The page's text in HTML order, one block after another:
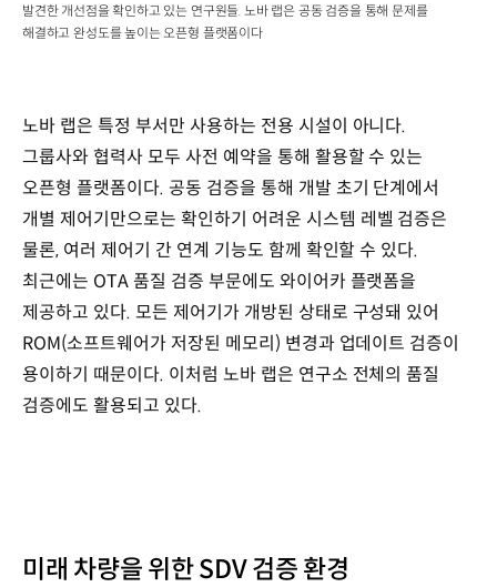
발견한 개선점을 확인하고 있는 연구원들. 노바 랩은 공동 검증을 통해 문제를
해결하고 완성도를 높이는 오픈형 플랫폼이다
노바 랩은 특정 부서만 사용하는 전용 시설이 아니다.
그룹사와 협력사 모두 사전 예약을 통해 활용할 수 있는
오픈형 플랫폼이다. 공동 검증을 통해 개발 초기 단계에서
개별 제어기만으로는 확인하기 어려운 시스템 레벨 검증은
물론, 여러 제어기 간 연계 기능도 함께 확인할 수 있다.
최근에는 OTA 품질 검증 부문에도 와이어카 플랫폼을
제공하고 있다. 모든 제어기가 개방된 상태로 구성돼 있어
ROM(소프트웨어가 저장된 메모리) 변경과 업데이트 검증이
용이하기 때문이다. 이처럼 노바 랩은 연구소 전체의 품질
검증에도 활용되고 있다.
미래 차량을 위한 SDV 검증 환경